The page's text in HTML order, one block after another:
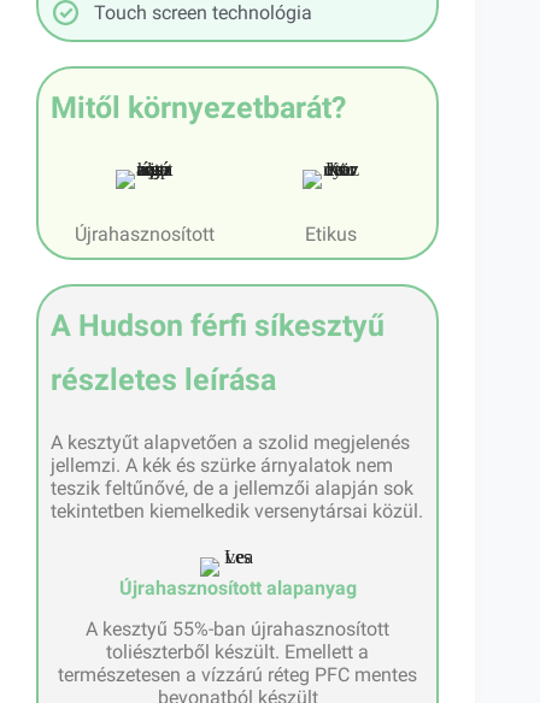
Touch screen technológia
Mitől környezetbarát?
Újrahasznosított Etikus
A Hudson férfi síkesztyű
részletes leírása
A kesztyűt alapvetően a szolid megjelenés
jellemzi. A kék és szürke árnyalatok nem
teszik feltűnővé, de a jellemzői alapján sok
tekintetben kiemelkedik versenytársai közül.
Újrahasznosított alapanyag
A kesztyű 55%-ban újrahasznosított
toliészterből készült. Emellett a
természetesen a vízzárú réteg PFC mentes
bevonatból készült